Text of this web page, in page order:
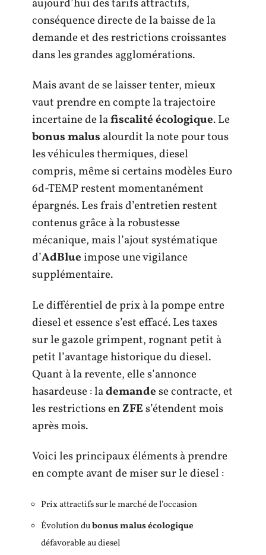
aujourd’hui des tarifs attractifs,
conséquence directe de la baisse de la
demande et des restrictions croissantes
dans les grandes agglomérations.
Mais avant de se laisser tenter, mieux
vaut prendre en compte la trajectoire
incertaine de lafiscalité écologique. Le
bonus malus alourdit la note pour tous
les véhicules thermiques, diesel
compris, même si certains modèles Euro
6d-TEMP restent momentanément
épargnés. Les frais d’entretien restent
contenus grâce à la robustesse
mécanique, mais l’ajout systématique
d’AdBlueimpose une vigilance
supplémentaire.
Le différentiel de prix à la pompe entre
diesel et essence s’est effacé. Les taxes
sur le gazole grimpent, rognant petit à
petit l’avantage historique du diesel.
Quant à la revente, elle s’annonce
hasardeuse : lademandese contracte, et
les restrictions enZFEs’étendent mois
après mois.
Voici les principaux éléments à prendre
en compte avant de miser sur le diesel :
Prix attractifs sur le marché de l’occasion
Évolution dubonus malus écologique
défavorable au diesel